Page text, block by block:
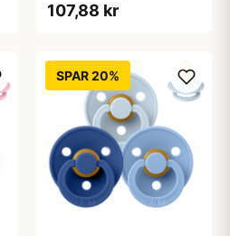
107,88 kr
SPAR 20%